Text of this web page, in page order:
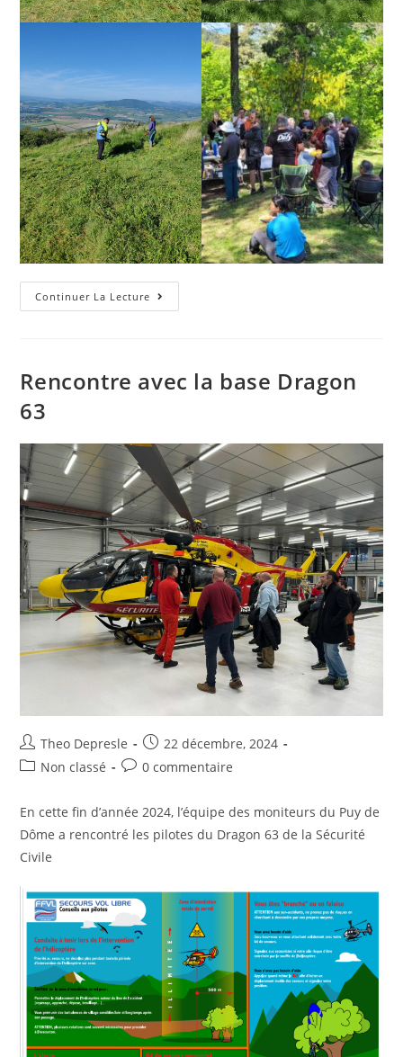
Continuer La Lecture Débroussaillage
De
Rencontre avec la base Dragon
63
Auteur/autrice
de
Theo Depresle
Post
published:
22 décembre, 2024
PostNon classé
Post0 commentaire
En cette fin d’année 2024, l’équipe des moniteurs du Puy de
Dôme a rencontré les pilotes du Dragon 63 de la Sécurité
Civile